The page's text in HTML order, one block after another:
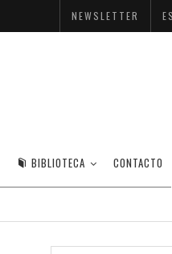
NEWSLETTER ES
BIBLIOTECA CONTACTO